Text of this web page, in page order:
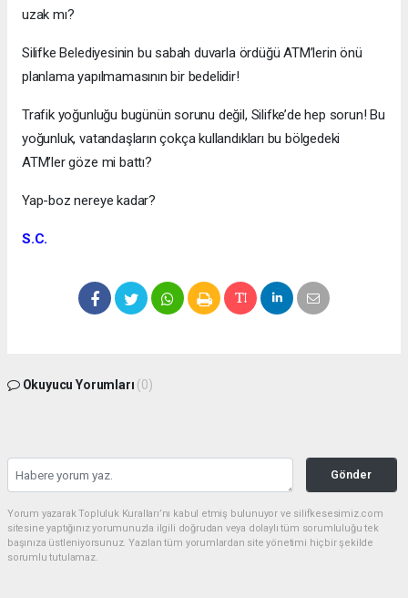
uzak mı?
Silifke Belediyesinin bu sabah duvarla ördüğü ATM’lerin önü
planlama yapılmamasının bir bedelidir!
Trafik yoğunluğu bugünün sorunu değil, Silifke’de hep sorun! Bu
yoğunluk, vatandaşların çokça kullandıkları bu bölgedeki
ATM’ler göze mi battı?
Yap-boz nereye kadar?
S.C.
Okuyucu Yorumları (0)
Gönder
Yorum yazarak Topluluk Kuralları’nı kabul etmiş bulunuyor ve silifkesesimiz.com
sitesine yaptığınız yorumunuzla ilgili doğrudan veya dolaylı tüm sorumluluğu tek
başınıza üstleniyorsunuz. Yazılan tüm yorumlardan site yönetimi hiçbir şekilde
sorumlu tutulamaz.